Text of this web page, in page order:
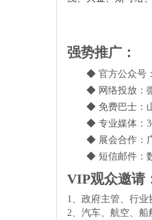
强势推广：
◆ 官方公众号
◆ 网络投放：
◆ 免费巴士：
◆ 专业媒体：
◆ 展会合作：
◆ 短信邮件：
VIP观众邀请
1、政府主管、行业
2、汽车、航空、船